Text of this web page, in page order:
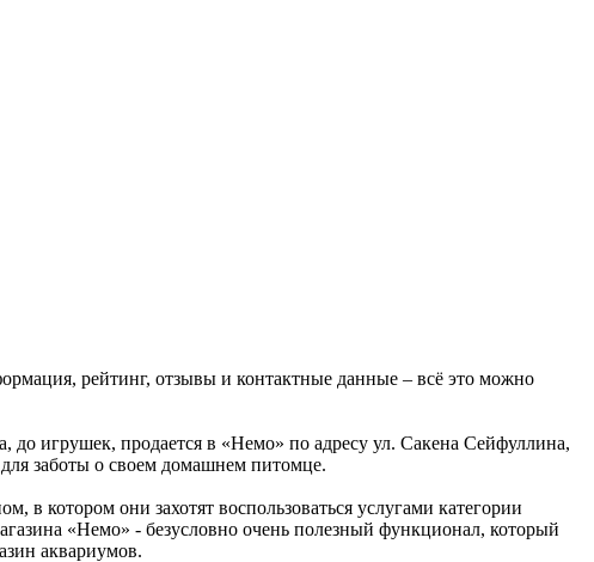
рейтинг, отзывы и контактные данные – всё это можно
игрушек, продается в «Немо» по адресу ул. Сакена Сейфуллина,
заботы о своем домашнем питомце.
в котором они захотят воспользоваться услугами категории
«Немо» - безусловно очень полезный функционал, который
аквариумов.